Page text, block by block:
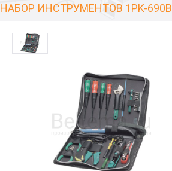
НАБОР ИНСТРУМЕНТОВ 1PK-690B